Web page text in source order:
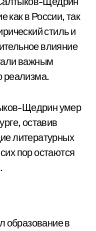
как в России, так
стиль и
влияние
важным
реализма.
Щедрин умер
оставив
литературных
пор остаются
в